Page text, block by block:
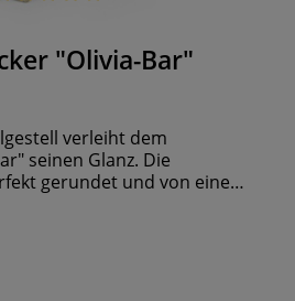
"Olivia-Bar"
verleiht dem
seinen Glanz. Die
gerundet und von einem
Gestützt werden die
einer Querstrebe. Verleihen